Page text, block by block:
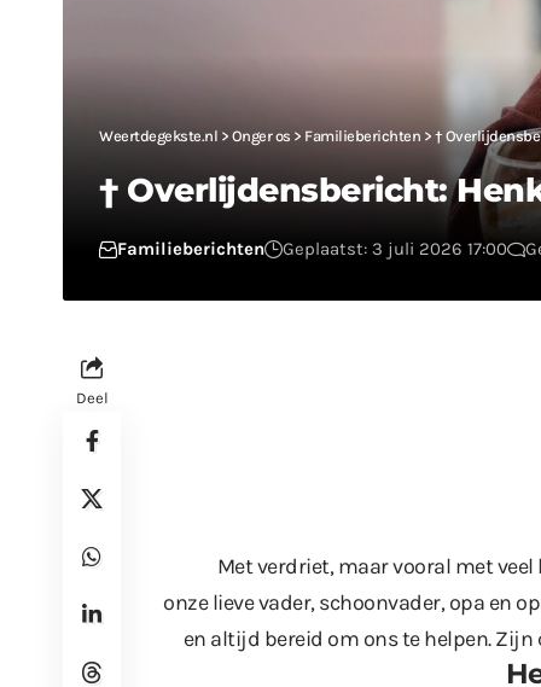
Weertdegekste.nl > Onger os > Familieberichten > †
† Overlijdensbericht:
Familieberichten Geplaatst: 3 juli 2026 17:00
Deel
Met verdriet, maar vooral met
onze lieve vader, schoonvader, opa en
en altijd bereid om ons te helpen.